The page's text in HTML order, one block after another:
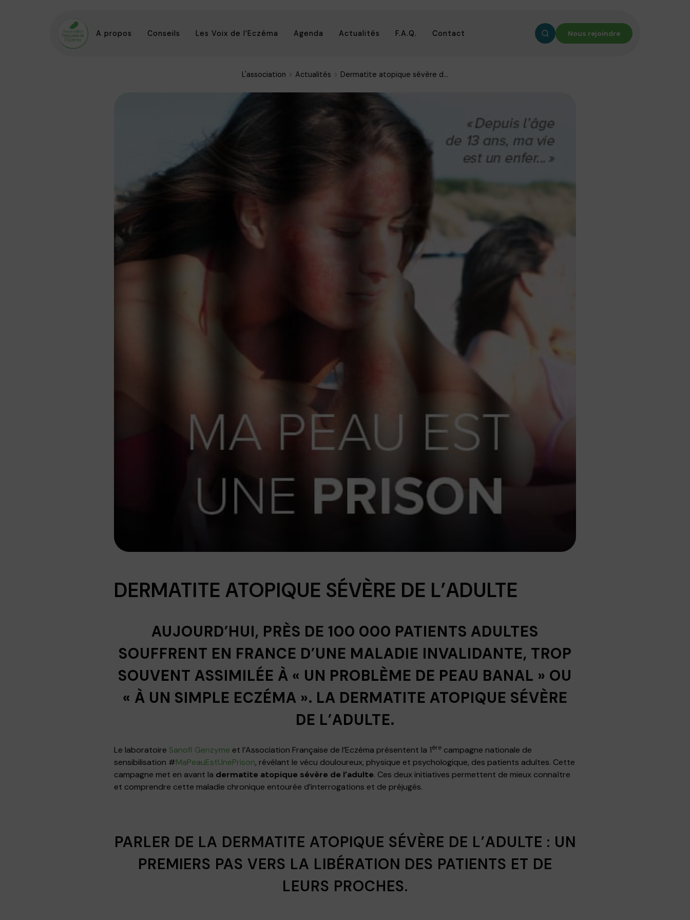
A propos Conseils Les Voix de l’Eczéma Agenda Actualités F.A.Q. Contact Nous rejoindre
L'association Actualités Dermatite atopique sévère d...
DERMATITE ATOPIQUE SÉVÈRE DE L’ADULTE
AUJOURD’HUI, PRÈS DE 100 000 PATIENTS ADULTES
SOUFFRENT EN FRANCE D’UNE MALADIE INVALIDANTE, TROP
SOUVENT ASSIMILÉE À « UN PROBLÈME DE PEAU BANAL » OU
« À UN SIMPLE ECZÉMA ». LA DERMATITE ATOPIQUE SÉVÈRE
DE L’ADULTE.
Le laboratoire Sanofi Genzyme et l’Association Française de l’Eczéma présentent la 1ère campagne nationale de
sensibilisation #MaPeauEstUnePrison, révélant le vécu douloureux, physique et psychologique, des patients adultes. Cette
campagne met en avant la dermatite atopique sévère de l’adulte. Ces deux initiatives permettent de mieux connaître
et comprendre cette maladie chronique entourée d’interrogations et de préjugés.
PARLER DE LA DERMATITE ATOPIQUE SÉVÈRE DE L’ADULTE : UN
PREMIERS PAS VERS LA LIBÉRATION DES PATIENTS ET DE
LEURS PROCHES.